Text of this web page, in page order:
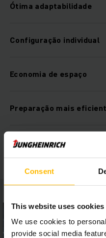
Consent
This website uses cookies
We use cookies to
provide social media
Ótima adaptabilidade
Configuração individual
Economia de espaço
Preparação mais
Elevada segurança dos